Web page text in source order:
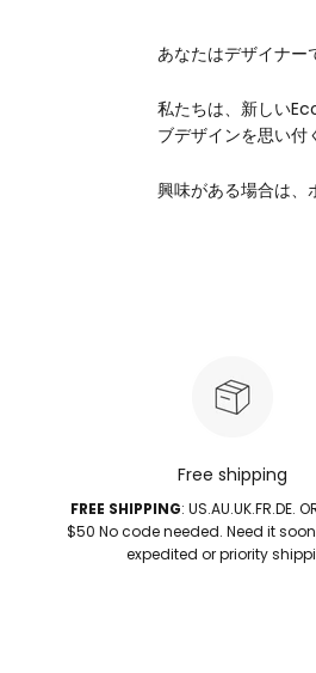
あなたはデザイナー
私たちは、新しい
ブデザインを思い付
興味がある場合は、
Free shipping
FREE SHIPPING: US.AU.UK.FR.DE.
$50 No code needed. Need it
expedited or priority